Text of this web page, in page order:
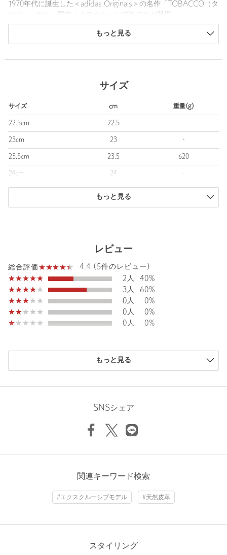
1970年代に誕生した＜adidas Originals＞の名作「TOBACCO（タ
アースカラーを連想させる、柔らかなオリーブを採用しました。
トラディショナルなフォルムと相まって、落ち着きのあるレトロ
スエードを使用したアッパーの豊かな表情と、パーフォレーショ
「TOBACCO」本来の魅力をそのままに、今のスタイルに自然と
馴染むエフォートレスな佇まいに仕上げた一足です。
■素材
甲：天然皮革
■メーカー品番：IH9113
・同モデルのメンズ（対象品番：14314000322）のご用意もござ
※展開サイズ（ウィメンズ：22.5-25cm／メンズ：25.5-29cm）
＜adidas Originals（アディダス オリジナルス）＞
＜adidas Originals＞は、＜adidas＞の豊かなスポーツの伝統にイ
性を、現代のユースカルチャーに反映したプロダクトを通じて、
1972年に初めて使用されたアイコニックなトレフォイルロゴをシ
ンボルマークに、クリエイティブ な人々に支持されているアディ
ダス オリジナルスは、ストリートカルチャーに向けたスポーツウ
ェアブランドのパイオニアとして道を切り開き続けます。
【注意事項】
※商品画像は、光の当たり具合やパソコンなどの閲覧環境によ
※商品の色味の目安は、商品単体の画像をご参照ください。
※シューズの重量は、シューズ本体のみ両足の重量となります。
※商品に不良が無い場合、包装紙および箱の破損がございまして
店舗へお問い合わせの際は、全国のBEAUTY&YOUTH各店舗まで
品名：SC*AD TOBACCO EX◇
品番：18314000499
もっと見る
サイズ
サイズ cm 重量(g)
22.5cm 22.5 -
23cm 23 -
23.5cm 23.5 620
24cm 24 -
25cm 25 -
商品は、独自の採寸方法により採寸されています。
もっと見る
レビュー
総合評価
4.4 (5件のレビュー)
2人
40%
3人
60%
0人
0%
0人
0%
0人
0%
ニックネーム： さとるん
購入サイズ：24cm
｜
購入カラー：OLIVE
もっと見る
SNSシェア
関連キーワード検索
#エクスクルーシブモデル #天然皮革
スタイリング